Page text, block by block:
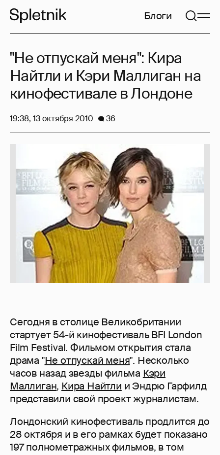
Блоги
Сегодня в столице Великобритании
стартует 54-й кинофестиваль BFI London
Film Festival. Фильмом открытия стала
драма "Не отпускай меня". Несколько
часов назад звезды фильма Кэри
Маллиган, Кира Найтли и Эндрю Гарфилд
представили свой проект журналистам.
Лондонский кинофестиваль продлится до
28 октября и в его рамках будет показано
197 полнометражных фильмов, в том
"Не отпускай меня": Кира
Найтли и Кэри Маллиган на
кинофестивале в Лондоне
19:38, 13 октября 2010 36